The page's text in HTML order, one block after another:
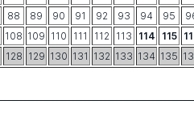
88 89 90 91 92 93 94 95
108 109 110 111 112 113 114 115
128 129 130 131 132 133 134 135